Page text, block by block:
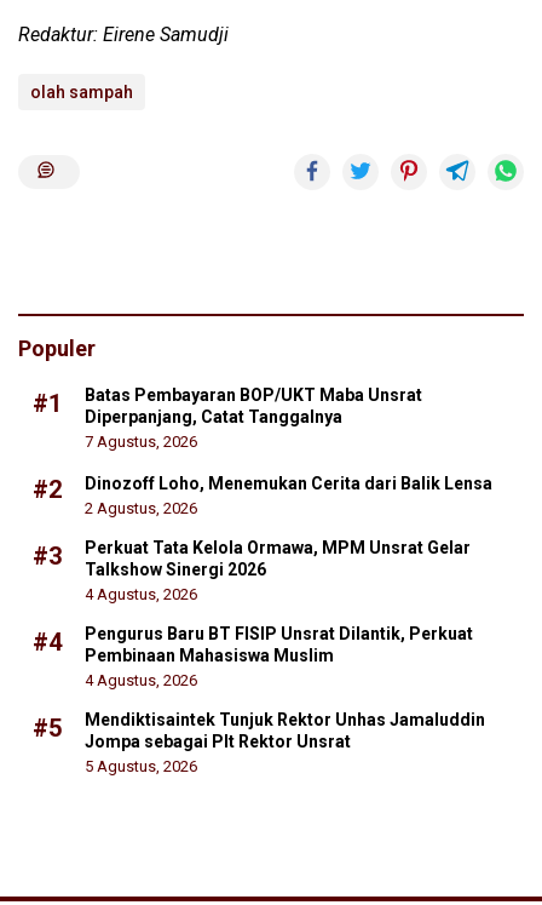
Redaktur: Eirene Samudji
olah sampah
Populer
#1
Batas Pembayaran BOP/UKT Maba Unsrat
Diperpanjang, Catat Tanggalnya
7 Agustus, 2026
#2 Dinozoff Loho, Menemukan Cerita dari Balik Lensa
2 Agustus, 2026
#3
Perkuat Tata Kelola Ormawa, MPM Unsrat Gelar
Talkshow Sinergi 2026
4 Agustus, 2026
#4
Pengurus Baru BT FISIP Unsrat Dilantik, Perkuat
Pembinaan Mahasiswa Muslim
4 Agustus, 2026
#5
Mendiktisaintek Tunjuk Rektor Unhas Jamaluddin
Jompa sebagai Plt Rektor Unsrat
5 Agustus, 2026